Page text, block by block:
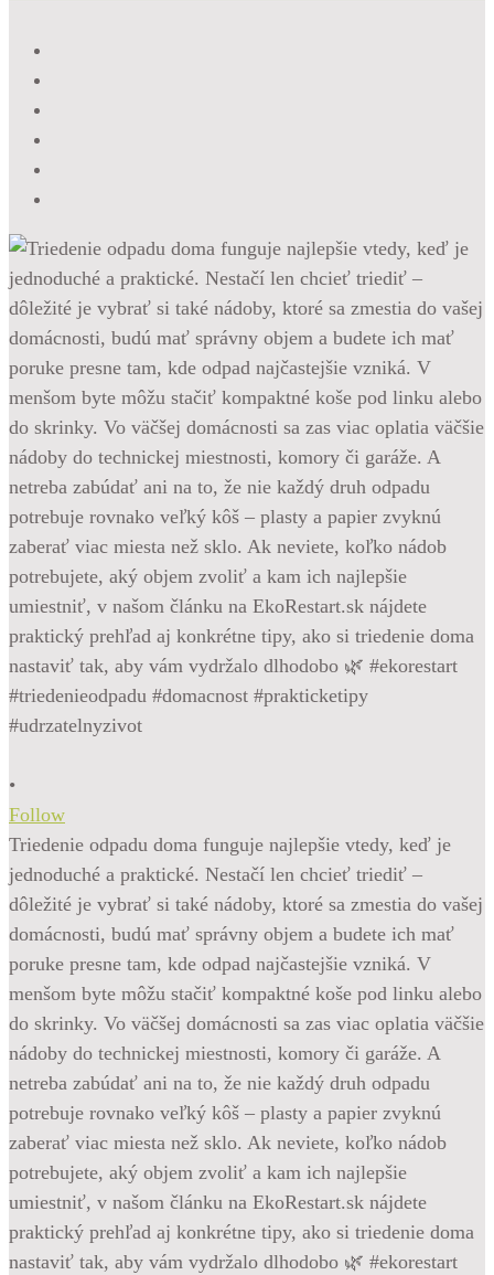
•
Follow
Triedenie odpadu doma funguje najlepšie vtedy, keď je
jednoduché a praktické. Nestačí len chcieť triediť –
dôležité je vybrať si také nádoby, ktoré sa zmestia do vašej
domácnosti, budú mať správny objem a budete ich mať
poruke presne tam, kde odpad najčastejšie vzniká. V
menšom byte môžu stačiť kompaktné koše pod linku alebo
do skrinky. Vo väčšej domácnosti sa zas viac oplatia väčšie
nádoby do technickej miestnosti, komory či garáže. A
netreba zabúdať ani na to, že nie každý druh odpadu
potrebuje rovnako veľký kôš – plasty a papier zvyknú
zaberať viac miesta než sklo. Ak neviete, koľko nádob
potrebujete, aký objem zvoliť a kam ich najlepšie
umiestniť, v našom článku na EkoRestart.sk nájdete
praktický prehľad aj konkrétne tipy, ako si triedenie doma
nastaviť tak, aby vám vydržalo dlhodobo 🌿 #ekorestart